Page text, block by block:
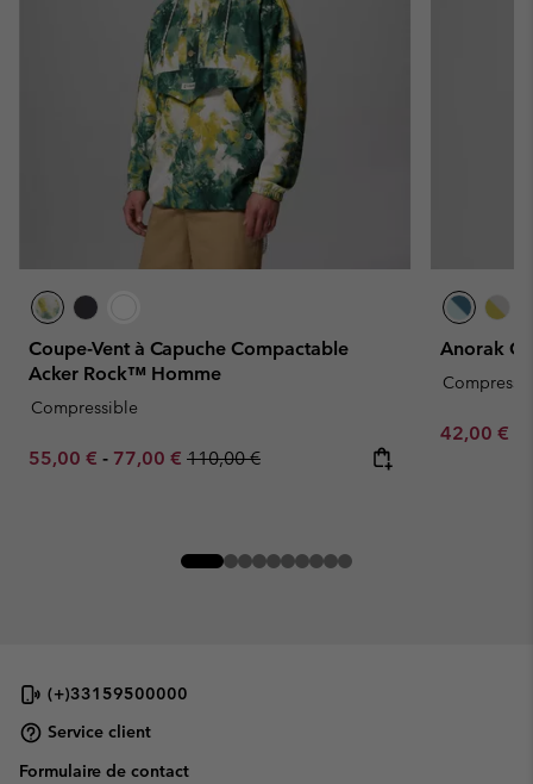
Coupe-Vent à Capuche Compactable
Acker Rock™ Homme
Compressible
Minimum sale price:
55,00 € - Maximum sale price:
77,00 € Regular price:
110,00 €
Anorak
Minimum
42,00 €
(+)33159500000
Service client
Formulaire de contact